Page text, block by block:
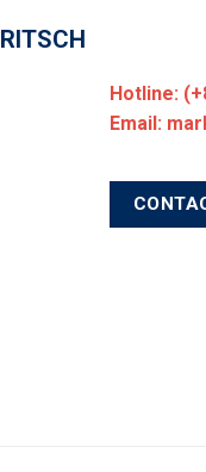
Hotline:
Email: